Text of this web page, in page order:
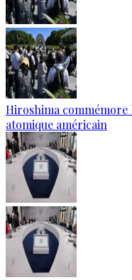
Hiroshima commémore
atomique américain